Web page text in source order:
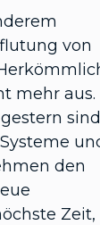
von
mehr aus.
sind
den
Zeit,